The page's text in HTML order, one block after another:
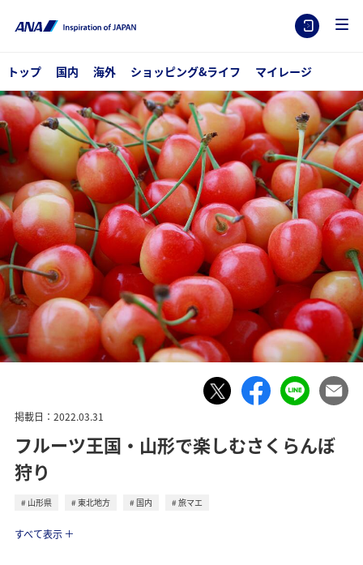
トップ 国内 海外 ショッピング&ライフ マイレージ
掲載日：2022.03.31
フルーツ王国・山形で楽しむさくらんぼ
狩り
山形県 東北地方 国内
旅マエ
すべて表示